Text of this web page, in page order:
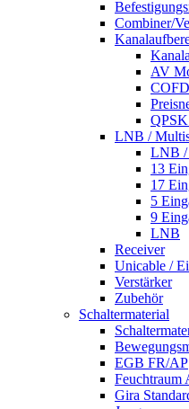
Combiner/
AV
LNB /
LNB /
13
17
5
9
LNB
Receiver
Unicable /
Verstärker
Zubehör
Schaltermaterial
EGB FR/AP
Feuchtraum
Gira